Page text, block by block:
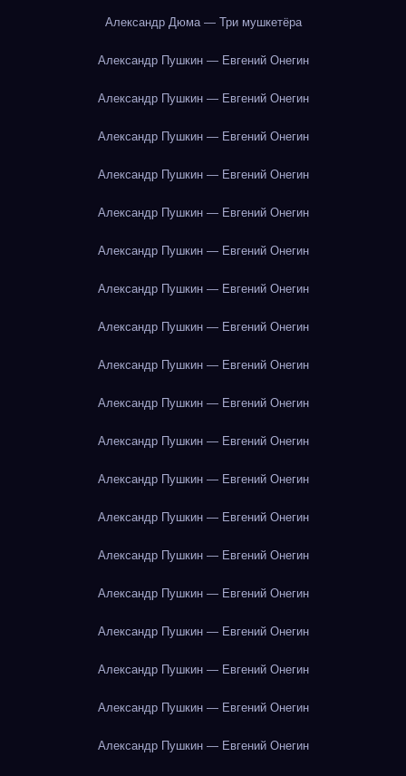
Александр Дюма — Три мушкетёра
Александр Пушкин — Евгений Онегин
Александр Пушкин — Евгений Онегин
Александр Пушкин — Евгений Онегин
Александр Пушкин — Евгений Онегин
Александр Пушкин — Евгений Онегин
Александр Пушкин — Евгений Онегин
Александр Пушкин — Евгений Онегин
Александр Пушкин — Евгений Онегин
Александр Пушкин — Евгений Онегин
Александр Пушкин — Евгений Онегин
Александр Пушкин — Евгений Онегин
Александр Пушкин — Евгений Онегин
Александр Пушкин — Евгений Онегин
Александр Пушкин — Евгений Онегин
Александр Пушкин — Евгений Онегин
Александр Пушкин — Евгений Онегин
Александр Пушкин — Евгений Онегин
Александр Пушкин — Евгений Онегин
Александр Пушкин — Евгений Онегин